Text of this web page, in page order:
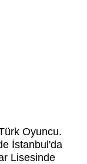
Oyuncu.
İstanbul'da
Lisesinde